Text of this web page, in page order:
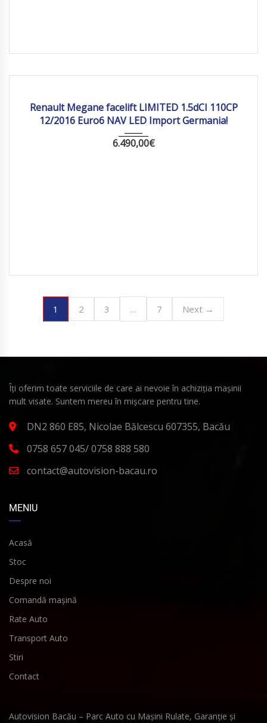
Renault Megane facelift LIMITED 1.5dCI 110CP
12/2016 Euro6 NAV LED Import Germania!
6.490,00€
1 2 3 … 7 Next →
Îți oferim toate serviciile de care ai nevoie în achiziția mașinii
mult visate. Suntem mereu în mișcare pentru tine.
DN2 860 E85, Nicolae Bălcescu 607355, Bacău
0758 657 045/ 0758 888 580
contact@autovision-bacau.ro
MENIU
Acasă
Stoc
Despre noi
Comandă mașină
Rate Auto
Transport Auto
Stiri
Contact
Autovision Bacău – Parc Auto cu Mașini Rulate, Garanție și